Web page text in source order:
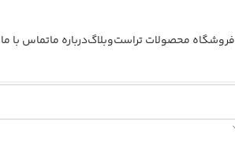
فروشگاه محصولات تراستوبلاگدرباره ماتماس با ما